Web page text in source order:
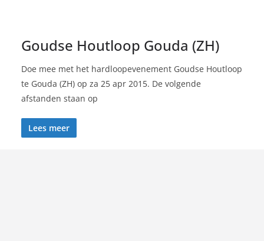
Goudse Houtloop Gouda (ZH)
Doe mee met het hardloopevenement Goudse Houtloop
te Gouda (ZH) op za 25 apr 2015. De volgende
afstanden staan op
Lees meer